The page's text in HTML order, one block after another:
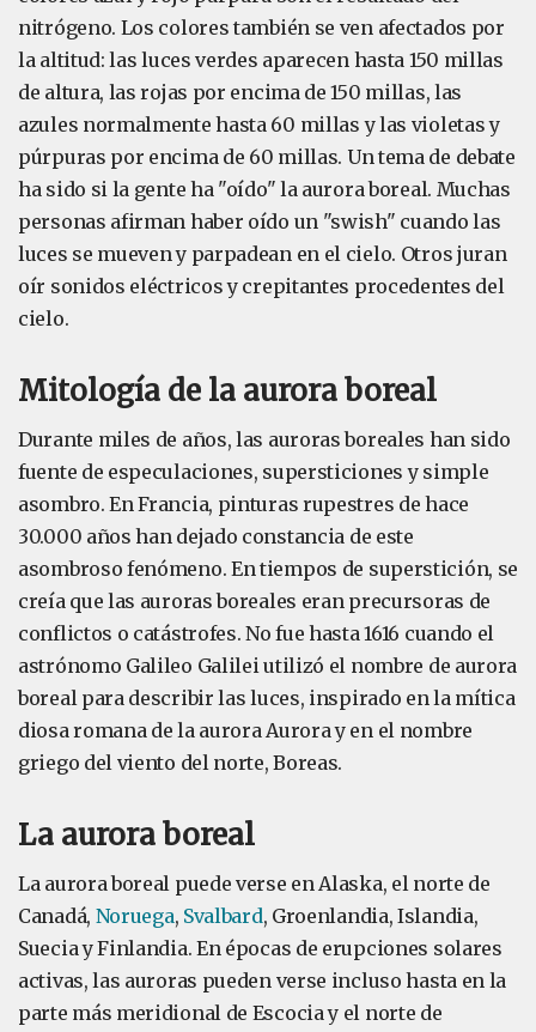
nitrógeno. Los colores también se ven afectados por
la altitud: las luces verdes aparecen hasta 150 millas
de altura, las rojas por encima de 150 millas, las
azules normalmente hasta 60 millas y las violetas y
púrpuras por encima de 60 millas. Un tema de debate
ha sido si la gente ha "oído" la aurora boreal. Muchas
personas afirman haber oído un "swish" cuando las
luces se mueven y parpadean en el cielo. Otros juran
oír sonidos eléctricos y crepitantes procedentes del
cielo.
Mitología de la aurora boreal
Durante miles de años, las auroras boreales han sido
fuente de especulaciones, supersticiones y simple
asombro. En Francia, pinturas rupestres de hace
30.000 años han dejado constancia de este
asombroso fenómeno. En tiempos de superstición, se
creía que las auroras boreales eran precursoras de
conflictos o catástrofes. No fue hasta 1616 cuando el
astrónomo Galileo Galilei utilizó el nombre de aurora
boreal para describir las luces, inspirado en la mítica
diosa romana de la aurora Aurora y en el nombre
griego del viento del norte, Boreas.
La aurora boreal
La aurora boreal puede verse en Alaska, el norte de
Canadá, Noruega, Svalbard, Groenlandia, Islandia,
Suecia y Finlandia. En épocas de erupciones solares
activas, las auroras pueden verse incluso hasta en la
parte más meridional de Escocia y el norte de